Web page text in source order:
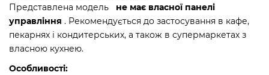
Представлена модель не має власної панелі
управління . Рекомендується до застосування в кафе,
пекарнях і кондитерських, а також в супермаркетах з
власною кухнею.
Особливості: